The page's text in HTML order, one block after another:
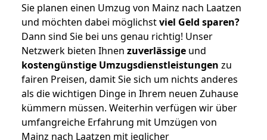
Sie planen einen Umzug von Mainz nach Laatzen
und möchten dabei möglichstviel Geld sparen?
Dann sind Sie bei uns genau richtig! Unser
Netzwerk bieten Ihnen zuverlässige und
kostengünstige Umzugsdienstleistungen zu
fairen Preisen, damit Sie sich um nichts anderes
als die wichtigen Dinge in Ihrem neuen Zuhause
kümmern müssen. Weiterhin verfügen wir über
umfangreiche Erfahrung mit Umzügen von
Mainz nach Laatzen mit jeglicher